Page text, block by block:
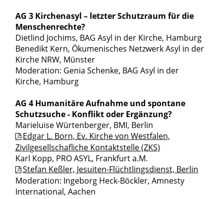
AG 3 Kirchenasyl – letzter Schutzraum für die
Menschenrechte?
Dietlind Jochims, BAG Asyl in der Kirche, Hamburg
Benedikt Kern, Ökumenisches Netzwerk Asyl in der
Kirche NRW, Münster
Moderation: Genia Schenke, BAG Asyl in der
Kirche, Hamburg
AG 4 Humanitäre Aufnahme und spontane
Schutzsuche - Konflikt oder Ergänzung?
Marieluise Würtenberger, BMI, Berlin
Edgar L. Born, Ev. Kirche von Westfalen,
Zivilgesellschafliche Kontaktstelle (ZKS)
Karl Kopp, PRO ASYL, Frankfurt a.M.
Stefan Keßler, Jesuiten-Flüchtlingsdienst, Berlin
Moderation: Ingeborg Heck-Böckler, Amnesty
International, Aachen